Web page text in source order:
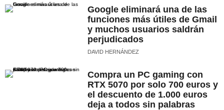
Google eliminará una de las
funciones más útiles de Gmail
y muchos usuarios saldrán
perjudicados
DAVID HERNÁNDEZ
Compra un PC gaming con
RTX 5070 por solo 700 euros y
el descuento de 1.000 euros
deja a todos sin palabras